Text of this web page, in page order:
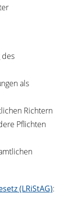
des
als
Richtern
Pflichten
(LRiStAG):